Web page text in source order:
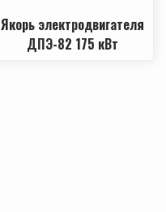
Якорь электродвигателя
ДПЭ-82 175 кВт